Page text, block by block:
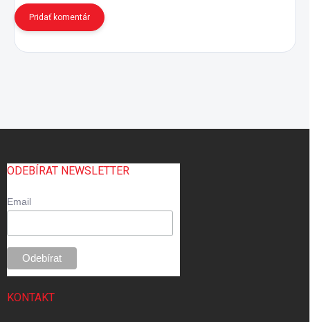
Pridať komentár
ODEBÍRAT NEWSLETTER
Email
KONTAKT